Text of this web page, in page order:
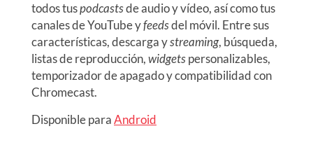
todos tuspodcastsde audio y vídeo, así como tus
canales de YouTube yfeedsdel móvil. Entre sus
características, descarga ystreaming, búsqueda,
listas de reproducción,widgetspersonalizables,
temporizador de apagado y compatibilidad con
Chromecast.
Disponible paraAndroid